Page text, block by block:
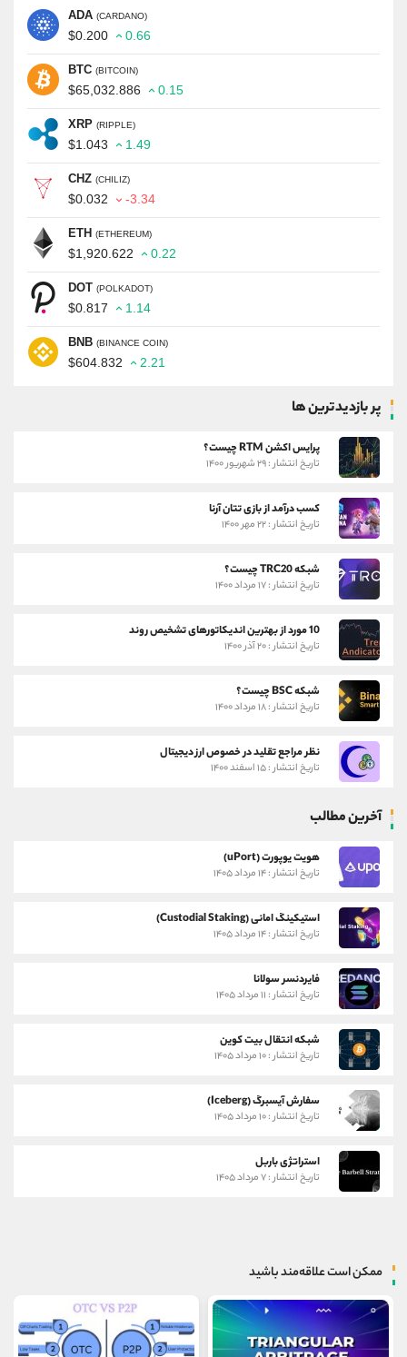
ADA (CARDANO)
$0.200 0.66
BTC (BITCOIN)
$65,032.886 0.15
XRP (RIPPLE)
$1.043 1.49
CHZ (CHILIZ)
$0.032 -3.34
ETH (ETHEREUM)
$1,920.622 0.22
DOT (POLKADOT)
$0.817 1.14
BNB (BINANCE COIN)
$604.832 2.21
پر بازدیدترین ها
پرایس اکشن RTM چیست؟
تاریخ انتشار : ۲۹ شهریور ۱۴۰۰
کسب درآمد از بازی تتان آرنا
تاریخ انتشار : ۲۲ مهر ۱۴۰۰
شبکه TRC20 چیست؟
تاریخ انتشار : ۱۷ مرداد ۱۴۰۰
10 مورد از بهترین اندیکاتورهای تشخیص روند
تاریخ انتشار : ۲۰ آذر ۱۴۰۰
شبکه BSC چیست؟
تاریخ انتشار : ۱۸ مرداد ۱۴۰۰
نظر مراجع تقلید در خصوص ارز دیجیتال
تاریخ انتشار : ۱۵ اسفند ۱۴۰۰
آخرین مطالب
هویت یوپورت (uPort)
تاریخ انتشار : ۱۴ مرداد ۱۴۰۵
استیکینگ امانی (Custodial Staking)
تاریخ انتشار : ۱۴ مرداد ۱۴۰۵
فایردنسر سولانا
تاریخ انتشار : ۱۱ مرداد ۱۴۰۵
شبکه انتقال بیت کوین
تاریخ انتشار : ۱۰ مرداد ۱۴۰۵
سفارش آیسبرگ (Iceberg)
تاریخ انتشار : ۱۰ مرداد ۱۴۰۵
استراتژی باربل
تاریخ انتشار : ۷ مرداد ۱۴۰۵
ممکن است علاقه‌مند باشید